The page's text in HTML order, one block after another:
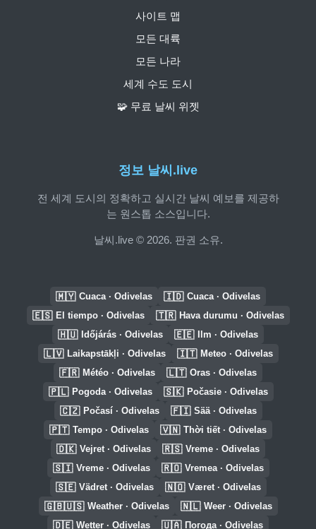
정보 날씨.live
전 세계 도시의 정확하고 실시간 날씨 예보를 제공하
는 원스톱 소스입니다.
날씨.live © 2026. 판권 소유.
사이트 맵
모든 대륙
모든 나라
세계 수도 도시
🧩 무료 날씨 위젯
🇲🇾 Cuaca · Odivelas 🇮🇩 Cuaca · Odivelas
🇪🇸 El tiempo · Odivelas 🇹🇷 Hava durumu · Odivelas
🇭🇺 Időjárás · Odivelas 🇪🇪 Ilm · Odivelas
🇱🇻 Laikapstākļi · Odivelas 🇮🇹 Meteo · Odivelas
🇫🇷 Météo · Odivelas 🇱🇹 Oras · Odivelas
🇵🇱 Pogoda · Odivelas 🇸🇰 Počasie · Odivelas
🇨🇿 Počasí · Odivelas 🇫🇮 Sää · Odivelas
🇵🇹 Tempo · Odivelas 🇻🇳 Thời tiết · Odivelas
🇩🇰 Vejret · Odivelas 🇷🇸 Vreme · Odivelas
🇸🇮 Vreme · Odivelas 🇷🇴 Vremea · Odivelas
🇸🇪 Vädret · Odivelas 🇳🇴 Været · Odivelas
🇬🇧🇺🇸 Weather · Odivelas 🇳🇱 Weer · Odivelas
🇩🇪 Wetter · Odivelas 🇺🇦 Погода · Odivelas